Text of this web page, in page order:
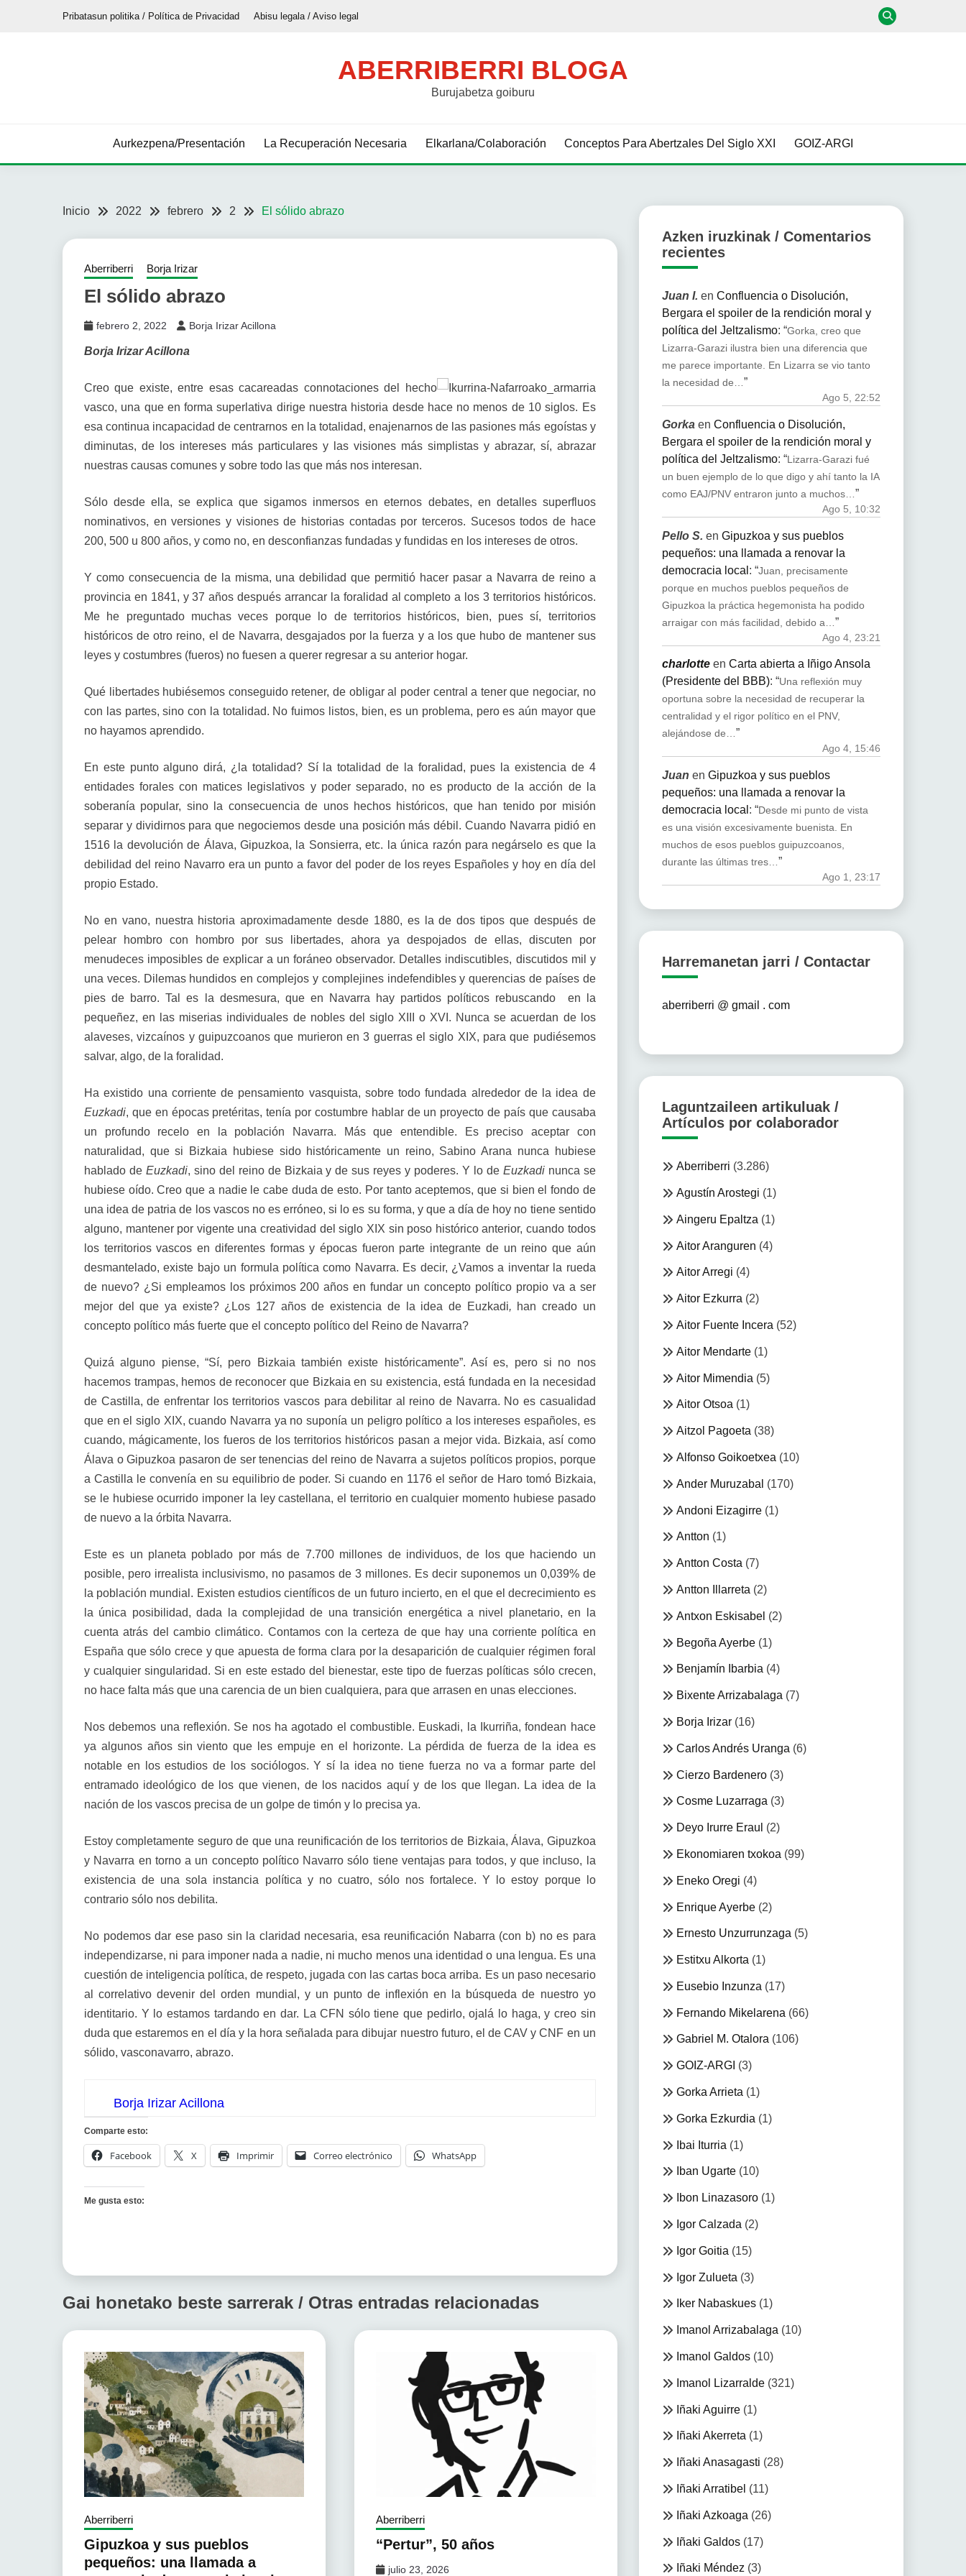
Pribatasun politika / Política de Privacidad Abisu legala / Aviso legal
ABERRIBERRI BLOGA
Burujabetza goiburu
Aurkezpena/Presentación La Recuperación Necesaria Elkarlana/Colaboración Conceptos Para Abertzales Del Siglo XXI GOIZ-ARGI
Inicio 2022 febrero 2 El sólido abrazo
Aberriberri Borja Irizar
El sólido abrazo
febrero 2, 2022 Borja Irizar Acillona
Borja Irizar Acillona
Creo que existe, entre esas cacareadas connotaciones del hecho
vasco, una que en forma superlativa dirige nuestra historia desde hace no menos de 10 siglos. Es
esa continua incapacidad de centrarnos en la totalidad, enajenarnos de las pasiones más egoístas y
diminutas, de los intereses más particulares y las visiones más simplistas y abrazar, sí, abrazar
nuestras causas comunes y sobre todo las que más nos interesan.
Sólo desde ella, se explica que sigamos inmersos en eternos debates, en detalles superfluos
nominativos, en versiones y visiones de historias contadas por terceros. Sucesos todos de hace
200, 500 u 800 años, y como no, en desconfianzas fundadas y fundidas en los intereses de otros.
Y como consecuencia de la misma, una debilidad que permitió hacer pasar a Navarra de reino a
provincia en 1841, y 37 años después arrancar la foralidad al completo a los 3 territorios históricos.
Me he preguntado muchas veces porque lo de territorios históricos, bien, pues sí, territorios
históricos de otro reino, el de Navarra, desgajados por la fuerza y a los que hubo de mantener sus
leyes y costumbres (fueros) no fuesen a querer regresar a su anterior hogar.
Qué libertades hubiésemos conseguido retener, de obligar al poder central a tener que negociar, no
con las partes, sino con la totalidad. No fuimos listos, bien, es un problema, pero es aún mayor que
no hayamos aprendido.
En este punto alguno dirá, ¿la totalidad? Sí la totalidad de la foralidad, pues la existencia de 4
entidades forales con matices legislativos y poder separado, no es producto de la acción de la
soberanía popular, sino la consecuencia de unos hechos históricos, que han tenido por misión
separar y dividirnos para que negociemos desde una posición más débil. Cuando Navarra pidió en
1516 la devolución de Álava, Gipuzkoa, la Sonsierra, etc. la única razón para negárselo es que la
debilidad del reino Navarro era un punto a favor del poder de los reyes Españoles y hoy en día del
propio Estado.
No en vano, nuestra historia aproximadamente desde 1880, es la de dos tipos que después de
pelear hombro con hombro por sus libertades, ahora ya despojados de ellas, discuten por
menudeces imposibles de explicar a un foráneo observador. Detalles indiscutibles, discutidos mil y
una veces. Dilemas hundidos en complejos y complejines indefendibles y querencias de países de
pies de barro. Tal es la desmesura, que en Navarra hay partidos políticos rebuscando en la
pequeñez, en las miserias individuales de nobles del siglo XIII o XVI. Nunca se acuerdan de los
alaveses, vizcaínos y guipuzcoanos que murieron en 3 guerras el siglo XIX, para que pudiésemos
salvar, algo, de la foralidad.
Ha existido una corriente de pensamiento vasquista, sobre todo fundada alrededor de la idea de
Euzkadi, que en épocas pretéritas, tenía por costumbre hablar de un proyecto de país que causaba
un profundo recelo en la población Navarra. Más que entendible. Es preciso aceptar con
naturalidad, que si Bizkaia hubiese sido históricamente un reino, Sabino Arana nunca hubiese
hablado de Euzkadi, sino del reino de Bizkaia y de sus reyes y poderes. Y lo de Euzkadi nunca se
hubiese oído. Creo que a nadie le cabe duda de esto. Por tanto aceptemos, que si bien el fondo de
una idea de patria de los vascos no es erróneo, si lo es su forma, y que a día de hoy no tiene sentido
alguno, mantener por vigente una creatividad del siglo XIX sin poso histórico anterior, cuando todos
los territorios vascos en diferentes formas y épocas fueron parte integrante de un reino que aún
desmantelado, existe bajo un formula política como Navarra. Es decir, ¿Vamos a inventar la rueda
de nuevo? ¿Si empleamos los próximos 200 años en fundar un concepto político propio va a ser
mejor del que ya existe? ¿Los 127 años de existencia de la idea de Euzkadi, han creado un
concepto político más fuerte que el concepto político del Reino de Navarra?
Quizá alguno piense, “Sí, pero Bizkaia también existe históricamente”. Así es, pero si no nos
hacemos trampas, hemos de reconocer que Bizkaia en su existencia, está fundada en la necesidad
de Castilla, de enfrentar los territorios vascos para debilitar al reino de Navarra. No es casualidad
que en el siglo XIX, cuando Navarra ya no suponía un peligro político a los intereses españoles, es
cuando, mágicamente, los fueros de los territorios históricos pasan a mejor vida. Bizkaia, así como
Álava o Gipuzkoa pasaron de ser tenencias del reino de Navarra a sujetos políticos propios, porque
a Castilla le convenía en su equilibrio de poder. Si cuando en 1176 el señor de Haro tomó Bizkaia,
se le hubiese ocurrido imponer la ley castellana, el territorio en cualquier momento hubiese pasado
de nuevo a la órbita Navarra.
Este es un planeta poblado por más de 7.700 millones de individuos, de los que haciendo un
posible, pero irrealista inclusivismo, no pasamos de 3 millones. Es decir suponemos un 0,039% de
la población mundial. Existen estudios científicos de un futuro incierto, en el que el decrecimiento es
la única posibilidad, dada la complejidad de una transición energética a nivel planetario, en la
cuenta atrás del cambio climático. Contamos con la certeza de que hay una corriente política en
España que sólo crece y que apuesta de forma clara por la desaparición de cualquier régimen foral
y cualquier singularidad. Si en este estado del bienestar, este tipo de fuerzas políticas sólo crecen,
no hace falta más que una carencia de un bien cualquiera, para que arrasen en unas elecciones.
Nos debemos una reflexión. Se nos ha agotado el combustible. Euskadi, la Ikurriña, fondean hace
ya algunos años sin viento que les empuje en el horizonte. La pérdida de fuerza de la idea es
notable en los estudios de los sociólogos. Y sí la idea no tiene fuerza no va a formar parte del
entramado ideológico de los que vienen, de los nacidos aquí y de los que llegan. La idea de la
nación de los vascos precisa de un golpe de timón y lo precisa ya.
Estoy completamente seguro de que una reunificación de los territorios de Bizkaia, Álava, Gipuzkoa
y Navarra en torno a un concepto político Navarro sólo tiene ventajas para todos, y que incluso, la
existencia de una sola instancia política y no cuatro, sólo nos fortalece. Y lo estoy porque lo
contrario sólo nos debilita.
No podemos dar ese paso sin la claridad necesaria, esa reunificación Nabarra (con b) no es para
independizarse, ni para imponer nada a nadie, ni mucho menos una identidad o una lengua. Es una
cuestión de inteligencia política, de respeto, jugada con las cartas boca arriba. Es un paso necesario
al correlativo devenir del orden mundial, y un punto de inflexión en la búsqueda de nuestro yo
identitario. Y lo estamos tardando en dar. La CFN sólo tiene que pedirlo, ojalá lo haga, y creo sin
duda que estaremos en el día y la hora señalada para dibujar nuestro futuro, el de CAV y CNF en un
sólido, vasconavarro, abrazo.
Borja Irizar Acillona
Comparte esto:
Facebook X Imprimir Correo electrónico WhatsApp
Me gusta esto:
Gai honetako beste sarrerak / Otras entradas relacionadas
Aberriberri
Gipuzkoa y sus pueblos
pequeños: una llamada a
Aberriberri
“Pertur”, 50 años
julio 23, 2026
Azken iruzkinak / Comentarios
recientes
Juan I. en Confluencia o Disolución,
Bergara el spoiler de la rendición moral y
política del Jeltzalismo: “Gorka, creo que
Lizarra-Garazi ilustra bien una diferencia que
me parece importante. En Lizarra se vio tanto
la necesidad de…”
Ago 5, 22:52
Gorkaen Confluencia o Disolución,
Bergara el spoiler de la rendición moral y
política del Jeltzalismo: “Lizarra-Garazi fué
un buen ejemplo de lo que digo y ahí tanto la IA
como EAJ/PNV entraron junto a muchos… ”
Ago 5, 10:32
Pello S. en Gipuzkoa y sus pueblos
pequeños: una llamada a renovar la
democracia local : “Juan, precisamente
porque en muchos pueblos pequeños de
Gipuzkoa la práctica hegemonista ha podido
arraigar con más facilidad, debido a… ”
Ago 4, 23:21
charlotteen Carta abierta a Iñigo Ansola
(Presidente del BBB): “Una reflexión muy
oportuna sobre la necesidad de recuperar la
centralidad y el rigor político en el PNV,
alejándose de…”
Ago 4, 15:46
Juan en Gipuzkoa y sus pueblos
pequeños: una llamada a renovar la
democracia local : “Desde mi punto de vista
es una visión excesivamente buenista. En
muchos de esos pueblos guipuzcoanos,
durante las últimas tres…”
Ago 1, 23:17
Harremanetan jarri / Contactar
aberriberri @ gmail . com
Laguntzaileen artikuluak /
Artículos por colaborador
Aberriberri (3.286)
Agustín Arostegi (1)
Aingeru Epaltza (1)
Aitor Aranguren (4)
Aitor Arregi (4)
Aitor Ezkurra (2)
Aitor Fuente Incera (52)
Aitor Mendarte(1)
Aitor Mimendia (5)
Aitor Otsoa (1)
Aitzol Pagoeta (38)
Alfonso Goikoetxea (10)
Ander Muruzabal (170)
Andoni Eizagirre(1)
Antton (1)
Antton Costa (7)
Antton Illarreta (2)
Antxon Eskisabel (2)
Begoña Ayerbe(1)
Benjamín Ibarbia (4)
Bixente Arrizabalaga (7)
Borja Irizar(16)
Carlos Andrés Uranga (6)
Cierzo Bardenero(3)
Cosme Luzarraga (3)
Deyo Irurre Eraul (2)
Ekonomiaren txokoa (99)
Eneko Oregi (4)
Enrique Ayerbe(2)
Ernesto Unzurrunzaga (5)
Estitxu Alkorta (1)
Eusebio Inzunza (17)
Fernando Mikelarena (66)
Gabriel M. Otalora(106)
GOIZ-ARGI (3)
Gorka Arrieta (1)
Gorka Ezkurdia (1)
Ibai Iturria (1)
Iban Ugarte(10)
Ibon Linazasoro(1)
Igor Calzada (2)
Igor Goitia (15)
Igor Zulueta (3)
Iker Nabaskues(1)
Imanol Arrizabalaga (10)
Imanol Galdos(10)
Imanol Lizarralde(321)
Iñaki Aguirre(1)
Iñaki Akerreta(1)
Iñaki Anasagasti (28)
Iñaki Arratibel (11)
Iñaki Azkoaga (26)
Iñaki Galdos(17)
Iñaki Méndez(3)